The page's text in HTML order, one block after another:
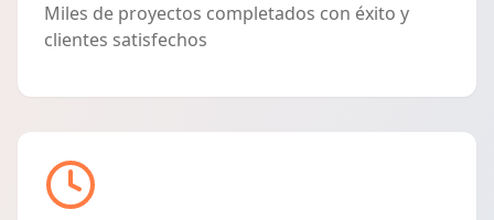
Miles de proyectos completados con éxito y
clientes satisfechos